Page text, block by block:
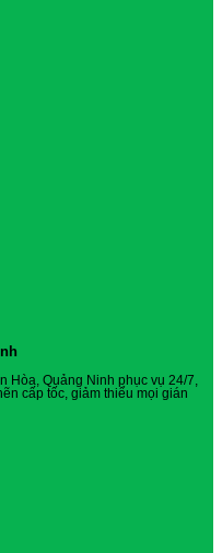
Hòa, Quảng Ninh phục vụ 24/7,
cấp tốc, giảm thiểu mọi gián